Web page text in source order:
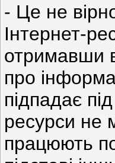
- Це не
Інтернет-
отримавши
про
підпадає
ресурси не
працюють